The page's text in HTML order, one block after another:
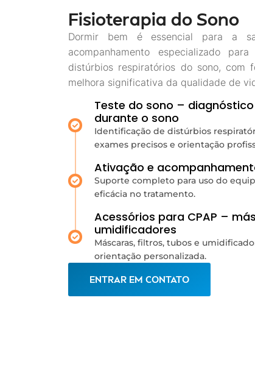
Fisioterapia do Sono
Dormir bem é essencial para a
acompanhamento especializado
distúrbios respiratórios do sono, com
melhora significativa da qualidade de
Teste do sono –
durante o sono
Identificação de distúrbios
exames precisos e orientação
Ativação e
Suporte completo para uso do
eficácia no tratamento.
Acessórios para CPAP –
umidificadores
Máscaras, filtros, tubos e
orientação personalizada.
ENTRAR EM CONTATO